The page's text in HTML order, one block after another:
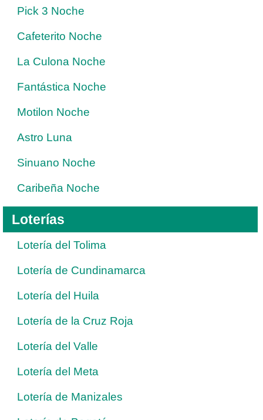
Pick 3 Noche
Cafeterito Noche
La Culona Noche
Fantástica Noche
Motilon Noche
Astro Luna
Sinuano Noche
Caribeña Noche
Loterías
Lotería del Tolima
Lotería de Cundinamarca
Lotería del Huila
Lotería de la Cruz Roja
Lotería del Valle
Lotería del Meta
Lotería de Manizales